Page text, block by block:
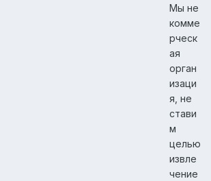
Мы не
комме
рческ
ая
орган
изаци
я, не
стави
м
целью
извле
чение